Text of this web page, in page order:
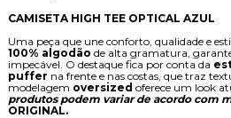
CAMISETA HIGH TEE OPTICAL AZUL
Uma peça que une conforto, qualidade e
100% algodão de alta gramatura,
impecável. O destaque fica por conta da
puffer na frente e nas costas, que traz
modelagem oversized oferece um look
produtos podem variar de acordo com
ORIGINAL.